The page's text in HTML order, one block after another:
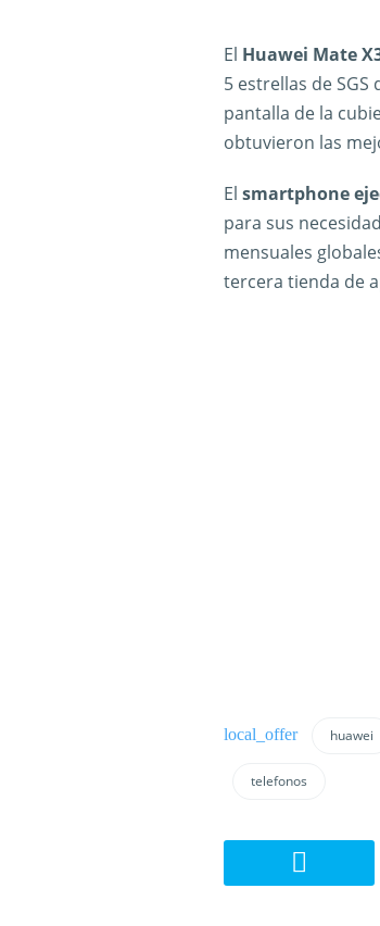
El Huawei Mate
5 estrellas de
pantalla de la
obtuvieron las
El smartphone
para sus
mensuales
tercera tienda de
huawei
telefonos